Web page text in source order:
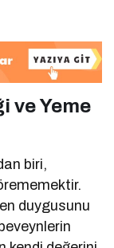
ve Yeme
biri,
duygusunu